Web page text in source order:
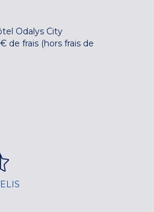
Odalys City
de frais (hors frais de